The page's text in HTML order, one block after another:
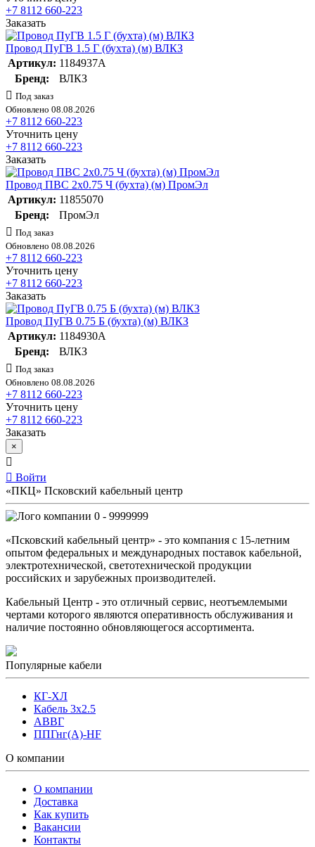
+7 8112 660-223
Заказать
Провод ПуГВ 1.5 Г (бухта) (м) ВЛКЗ
Артикул: 1184937А
Бренд:
ВЛКЗ
Под заказ
Обновлено 08.08.2026
+7 8112 660-223
Уточнить цену
+7 8112 660-223
Заказать
Провод ПВС 2х0.75 Ч (бухта) (м) ПромЭл
Артикул: 11855070
Бренд:
ПромЭл
Под заказ
Обновлено 08.08.2026
+7 8112 660-223
Уточнить цену
+7 8112 660-223
Заказать
Провод ПуГВ 0.75 Б (бухта) (м) ВЛКЗ
Артикул: 1184930А
Бренд:
ВЛКЗ
Под заказ
Обновлено 08.08.2026
+7 8112 660-223
Уточнить цену
+7 8112 660-223
Заказать
×
Войти
«ПКЦ» Псковский кабельный центр
0 - 9999999
«Псковский кабельный центр» - это компания с 15-летним
опытом федеральных и международных поставок кабельной,
электротехнической, светотехнической продукции
российских и зарубежных производителей.
Кабельный Центр - это отличный сервис, неотъемлемыми
чертами которого являются оперативность обслуживания и
наличие постоянно обновляющегося ассортимента.
Популярные кабели
КГ-ХЛ
Кабель 3x2.5
АВВГ
ППГнг(А)-HF
О компании
О компании
Доставка
Как купить
Вакансии
Контакты